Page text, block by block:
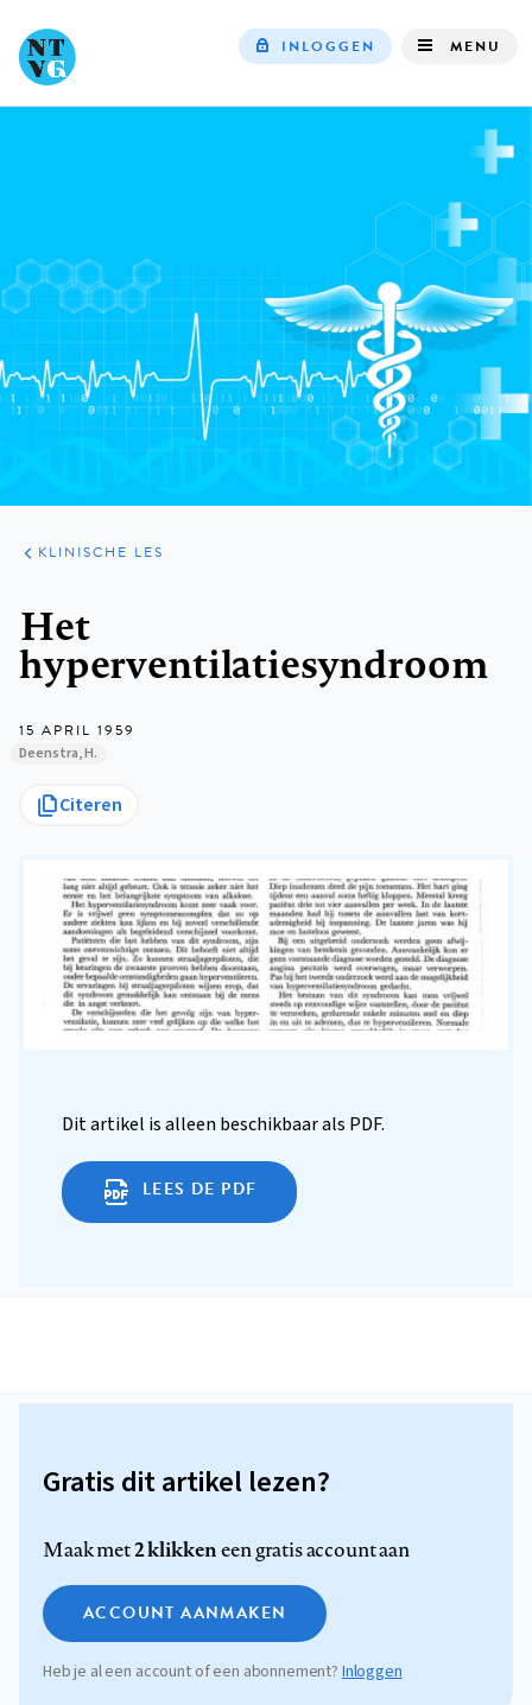
navigation
INLOGGEN MENU
ARTIKELEN
PRAKTIJK
KLINISCHE LES
Het
hyperventilatiesyndroom
15 APRIL 1959
Deenstra, H.
Citeren
Dit artikel is alleen beschikbaar als PDF.
LEES DE PDF
Gratis dit artikel lezen?
Maak met2 klikkeneen gratis account aan
ACCOUNT AANMAKEN
Heb je al een account of een abonnement? Inloggen